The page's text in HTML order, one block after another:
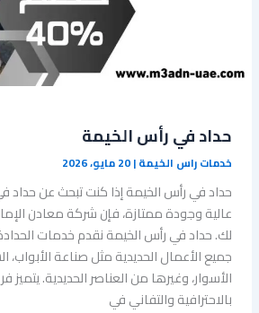
حداد في رأس الخيمة
خدمات راس الخيمة|20 مايو، 2026
حداد في رأس الخيمة إذا كنت تبحث عن حداد
عالية وجودة ممتازة، فإن شركة معادن
لك. حداد في رأس الخيمة نقدم خدمات
جميع الأعمال الحديدية مثل صناعة الأبواب،
الأسوار، وغيرها من العناصر الحديدية. يتميز
بالاحترافية والتفاني في